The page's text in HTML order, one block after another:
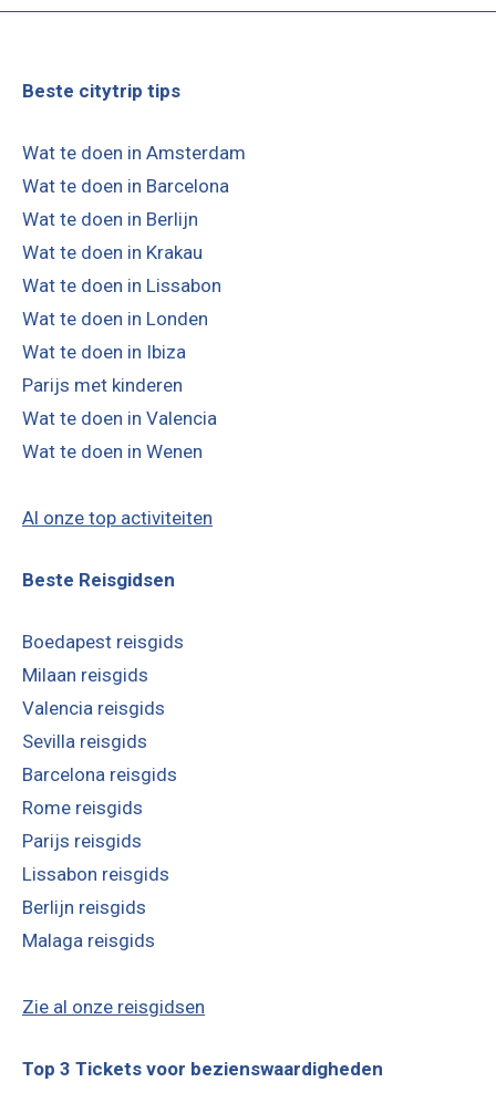
Beste citytrip tips
Wat te doen in Amsterdam
Wat te doen in Barcelona
Wat te doen in Berlijn
Wat te doen in Krakau
Wat te doen in Lissabon
Wat te doen in Londen
Wat te doen in Ibiza
Parijs met kinderen
Wat te doen in Valencia
Wat te doen in Wenen
Al onze top activiteiten
Beste Reisgidsen
Boedapest reisgids
Milaan reisgids
Valencia reisgids
Sevilla reisgids
Barcelona reisgids
Rome reisgids
Parijs reisgids
Lissabon reisgids
Berlijn reisgids
Malaga reisgids
Zie al onze reisgidsen
Top 3 Tickets voor bezienswaardigheden